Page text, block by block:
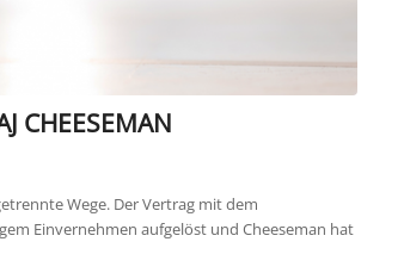
CHEESEMAN
Wege. Der Vertrag mit dem
Einvernehmen aufgelöst und Cheeseman hat